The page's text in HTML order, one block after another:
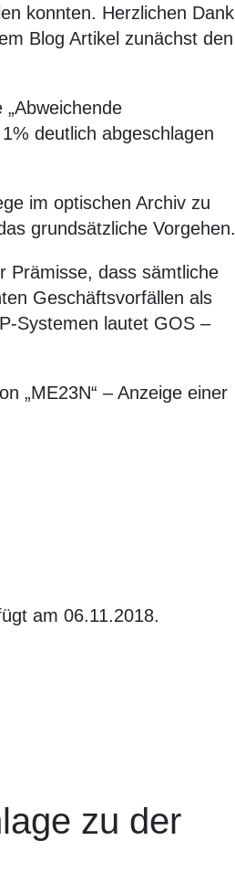
konnten. Herzlichen Dank
Blog Artikel zunächst den
deutlich abgeschlagen
im optischen Archiv zu
grundsätzliche Vorgehen.
Prämisse, dass sämtliche
Geschäftsvorfällen als
Systemen lautet GOS –
„ME23N“ – Anzeige einer
am 06.11.2018.
zu der